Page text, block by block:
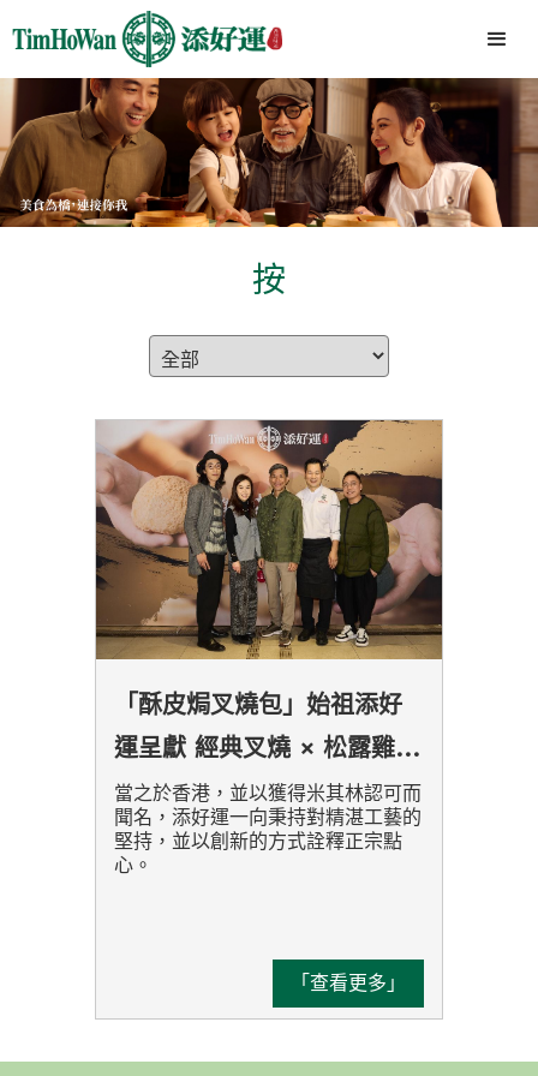
按
港
部
「酥皮焗叉燒包」始祖添好
運呈獻 經典叉燒 × 松露雞肉
「酥皮雙味孖寶」 雙味新體
驗
當之於香港，並以獲得米其林認可而
聞名，添好運一向秉持對精湛工藝的
堅持，並以創新的方式詮釋正宗點
心。
「查看更多」